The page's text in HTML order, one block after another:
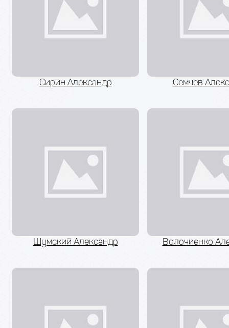
Сирин Александр Семчев
Шумский Александр Волочиенко